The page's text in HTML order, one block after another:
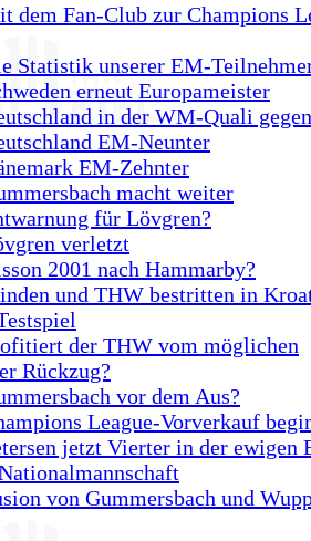
dem Fan-Club zur Champions
Statistik unserer EM-
erneut Europameister
in der WM-Quali
EM-Neunter
EM-Zehnter
macht weiter
für Lövgren?
verletzt
2001 nach Hammarby?
und THW bestritten in
der THW vom möglichen
Rückzug?
vor dem Aus?
League-Vorverkauf
jetzt Vierter in der ewigen
von Gummersbach und